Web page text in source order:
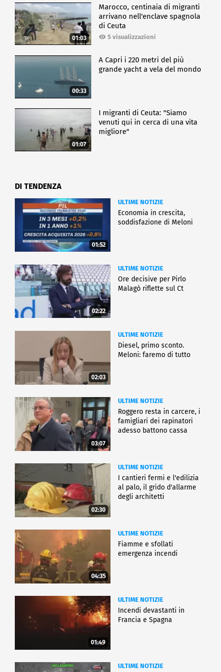
01:03
Marocco, centinaia di migranti
arrivano nell'enclave spagnola
di Ceuta
5 visualizzazioni
00:33
A Capri i 220 metri del più
grande yacht a vela del mondo
01:07
I migranti di Ceuta: "Siamo
venuti qui in cerca di una vita
migliore"
DI TENDENZA
01:52
ULTIME NOTIZIE
Economia in crescita,
soddisfazione di Meloni
02:22
ULTIME NOTIZIE
Ore decisive per Pirlo
Malagò riflette sul Ct
02:03
ULTIME NOTIZIE
Diesel, primo sconto.
Meloni: faremo di tutto
03:07
ULTIME NOTIZIE
Roggero resta in carcere, i
famigliari dei rapinatori
adesso battono cassa
02:30
ULTIME NOTIZIE
I cantieri fermi e l'edilizia
al palo, il grido d'allarme
degli architetti
04:35
ULTIME NOTIZIE
Fiamme e sfollati
emergenza incendi
01:49
ULTIME NOTIZIE
Incendi devastanti in
Francia e Spagna
ULTIME NOTIZIE